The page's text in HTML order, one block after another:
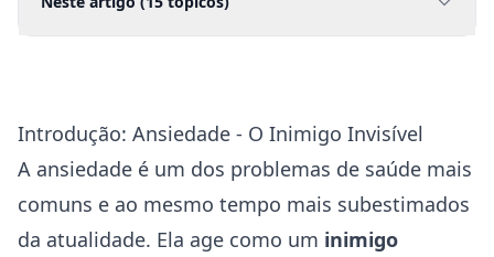
Introdução: Ansiedade - O Inimigo Invisível
A ansiedade é um dos problemas de saúde mais
comuns e ao mesmo tempo mais subestimados
da atualidade. Ela age como um inimigo